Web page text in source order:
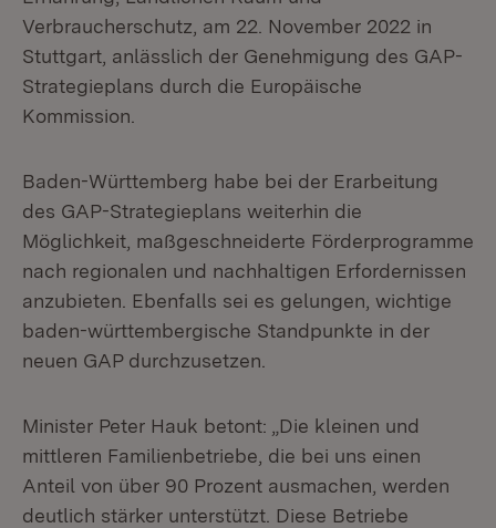
Verbraucherschutz, am 22. November 2022 in
Stuttgart, anlässlich der Genehmigung des GAP-
Strategieplans durch die Europäische
Kommission.
Baden-Württemberg habe bei der Erarbeitung
des GAP-Strategieplans weiterhin die
Möglichkeit, maßgeschneiderte Förderprogramme
nach regionalen und nachhaltigen Erfordernissen
anzubieten. Ebenfalls sei es gelungen, wichtige
baden-württembergische Standpunkte in der
neuen GAP durchzusetzen.
Minister Peter Hauk betont: „Die kleinen und
mittleren Familienbetriebe, die bei uns einen
Anteil von über 90 Prozent ausmachen, werden
deutlich stärker unterstützt. Diese Betriebe